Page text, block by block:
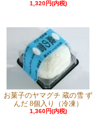
1,320円(内税)
お菓子のヤマグチ 蔵の雪 ず
んだ 8個入り（冷凍）
1,360円(内税)